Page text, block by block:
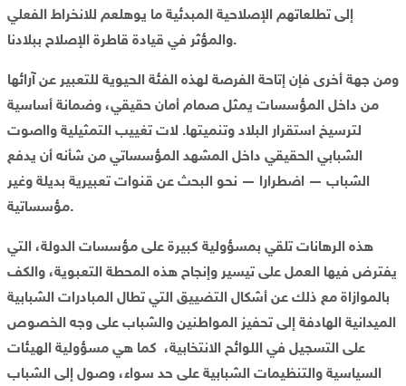
إلى تطلعاتهم الإصلاحية المبدئية ما يوهلعم للانخراط الفعلي
والمؤثر في قيادة قاطرة الإصلاح ببلادنا.
ومن جهة أخرى فإن إتاحة الفرصة لهذه الفئة الحيوية للتعبير عن آرائها
من داخل المؤسسات يمثل صمام أمان حقيقي، وضمانة أساسية
لترسيخ استقرار البلاد وتنميتها. لات تغييب التمثيلية وااصوت
الشبابي الحقيقي داخل المشهد المؤسساتي من شأنه أن يدفع
الشباب — اضطرارا — نحو البحث عن قنوات تعبيرية بديلة وغير
مؤسساتية.
هذه الرهانات تلقي بمسؤولية كبيرة على مؤسسات الدولة، التي
يفترض فيها العمل على تيسير وإنجاح هذه المحطة التعبوية، والكف
بالموازاة مع ذلك عن أشكال التضييق التي تطال المبادرات الشبابية
الميدانية الهادفة إلى تحفيز المواطنين والشباب على وجه الخصوص
على التسجيل في اللوائح الانتخابية، كما هي مسؤولية الهيئات
السياسية والتنظيمات الشبابية على حد سواء، وصول إلى الشباب